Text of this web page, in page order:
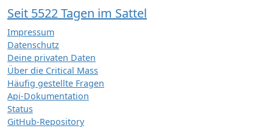
Seit 5522 Tagen im Sattel
Impressum
Datenschutz
Deine privaten Daten
Über die Critical Mass
Häufig gestellte Fragen
Api-Dokumentation
Status
GitHub-Repository